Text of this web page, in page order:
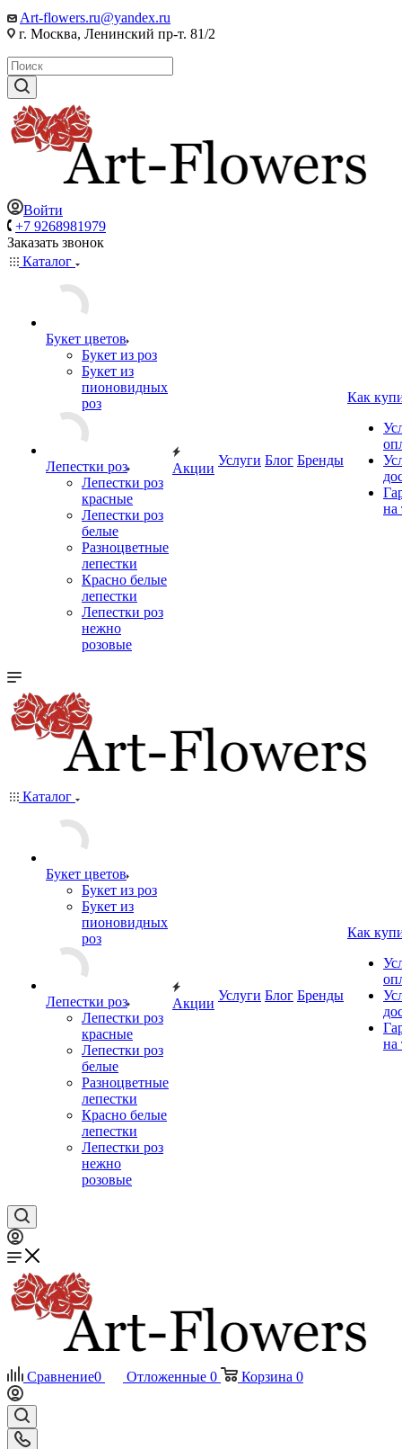
Art-flowers.ru@yandex.ru
г. Москва, Ленинский пр-т. 81/2
Войти
+7 9268981979
Заказать звонок
Каталог
Букет цветов
Букет из роз
Букет из
пионовидных
роз
Лепестки роз
Лепестки роз
красные
Лепестки роз
белые
Разноцветные
лепестки
Красно белые
лепестки
Лепестки роз
нежно
розовые
Акции
Услуги Блог Бренды
Как
на
Каталог
Букет цветов
Букет из роз
Букет из
пионовидных
роз
Лепестки роз
Лепестки роз
красные
Лепестки роз
белые
Разноцветные
лепестки
Красно белые
лепестки
Лепестки роз
нежно
розовые
Акции
Услуги Блог Бренды
Как
на
Сравнение0 Отложенные 0 Корзина 0